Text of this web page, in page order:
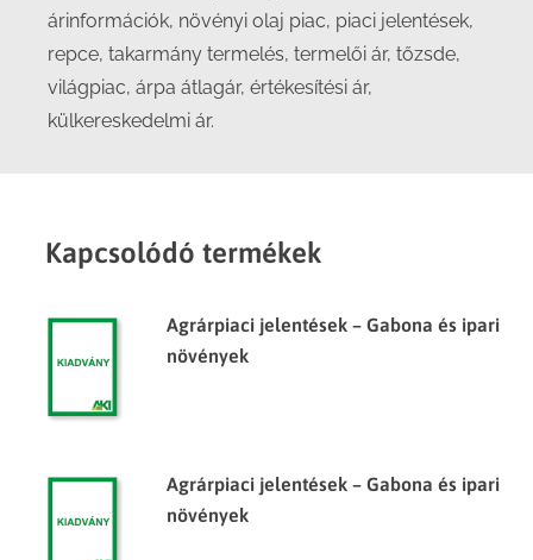
árinformációk, növényi olaj piac, piaci jelentések,
repce, takarmány termelés, termelői ár, tőzsde,
világpiac, árpa átlagár, értékesítési ár,
külkereskedelmi ár.
Kapcsolódó termékek
Agrárpiaci jelentések – Gabona és ipari
növények
Agrárpiaci jelentések – Gabona és ipari
növények